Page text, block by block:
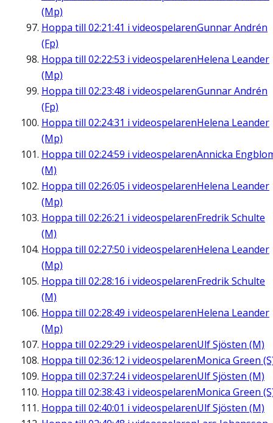
(Mp)
Hoppa till 02:21:41 i videospelarenGunnar Andrén
(Fp)
Hoppa till 02:22:53 i videospelarenHelena Leander
(Mp)
Hoppa till 02:23:48 i videospelarenGunnar Andrén
(Fp)
Hoppa till 02:24:31 i videospelarenHelena Leander
(Mp)
Hoppa till 02:24:59 i videospelarenAnnicka
(M)
Hoppa till 02:26:05 i videospelarenHelena Leander
(Mp)
Hoppa till 02:26:21 i videospelarenFredrik Schulte
(M)
Hoppa till 02:27:50 i videospelarenHelena Leander
(Mp)
Hoppa till 02:28:16 i videospelarenFredrik Schulte
(M)
Hoppa till 02:28:49 i videospelarenHelena Leander
(Mp)
Hoppa till 02:29:29 i videospelarenUlf Sjösten (M)
Hoppa till 02:36:12 i videospelarenMonica Green
Hoppa till 02:37:24i videospelarenUlf Sjösten (M)
Hoppa till 02:38:43 i videospelarenMonica Green
Hoppa till 02:40:01 i videospelarenUlf Sjösten (M)